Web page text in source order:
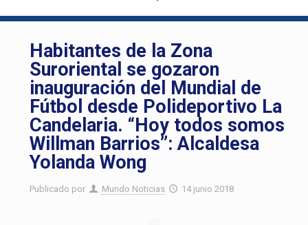
Habitantes de la Zona
Suroriental se gozaron
inauguración del Mundial de
Fútbol desde Polideportivo La
Candelaria. “Hoy todos somos
Willman Barrios”: Alcaldesa
Yolanda Wong
Publicado por Mundo Noticias 14 junio 2018